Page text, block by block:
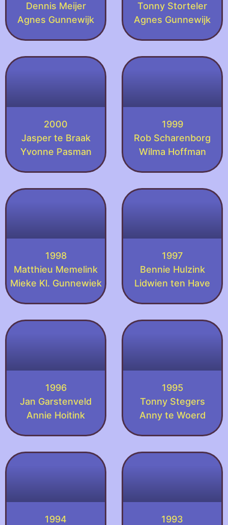
Dennis Meijer
Agnes Gunnewijk
Tonny Storteler
Agnes Gunnewijk
2000
Jasper te Braak
Yvonne Pasman
1999
Rob Scharenborg
Wilma Hoffman
1998
Matthieu Memelink
Mieke Kl. Gunnewiek
1997
Bennie Hulzink
Lidwien ten Have
1996
Jan Garstenveld
Annie Hoitink
1995
Tonny Stegers
Anny te Woerd
1994
1993